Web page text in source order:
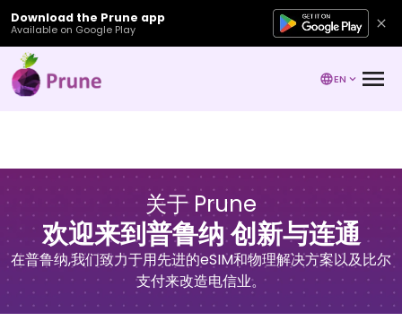
Download the Prune app
Available on Google Play
EN
关于 Prune
欢迎来到普鲁纳 创新与连通
在普鲁纳,我们致力于用先进的eSIM和物理解决方案以及比尔
支付来改造电信业。